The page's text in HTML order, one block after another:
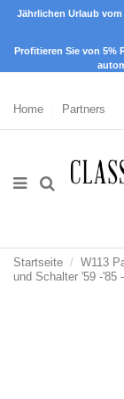
Jährlichen Urlaub
Profitieren Sie von 5%
Home Partners
Startseite W113
und Schalter '59 -'85